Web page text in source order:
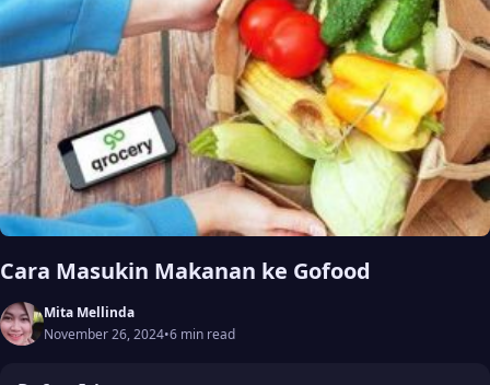
Cara Masukin Makanan ke Gofood
Mita Mellinda
November 26, 2024•6 min read